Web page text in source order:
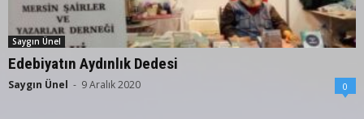
Saygın Ünel
Edebiyatın Aydınlık Dedesi
Saygın Ünel - 9 Aralık 2020 0